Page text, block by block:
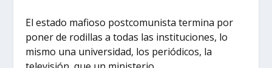
El estado mafioso postcomunista termina por
poner de rodillas a todas las instituciones, lo
mismo una universidad, los periódicos, la